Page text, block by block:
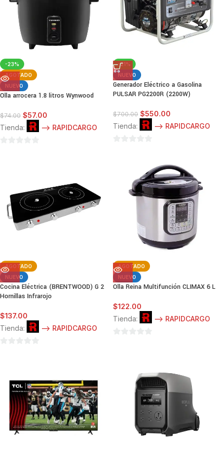
-23%
AGOTADO
NUEVO
Olla arrocera 1.8 litros Wynwood
$74.00 $57.00
Tienda:
--> RAPIDCARGO
-21%
NUEVO
Generador Eléctrico a Gasolina
PULSAR PG2200R (2200W)
$700.00 $550.00
Tienda:
--> RAPIDCARGO
AGOTADO
NUEVO
Cocina Eléctrica (BRENTWOOD) G 2
Hornillas Infrarojo
$137.00
Tienda:
--> RAPIDCARGO
AGOTADO
NUEVO
Olla Reina Multifunción CLIMAX 6 L
$122.00
Tienda:
--> RAPIDCARGO